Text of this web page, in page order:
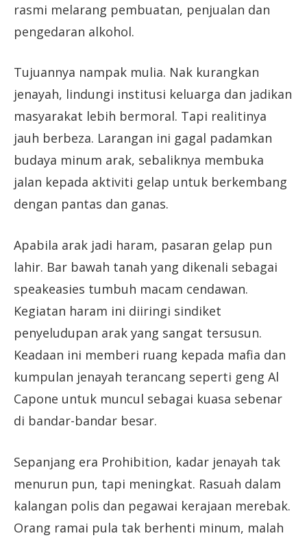
rasmi melarang pembuatan, penjualan dan
pengedaran alkohol.
Tujuannya nampak mulia. Nak kurangkan
jenayah, lindungi institusi keluarga dan jadikan
masyarakat lebih bermoral. Tapi realitinya
jauh berbeza. Larangan ini gagal padamkan
budaya minum arak, sebaliknya membuka
jalan kepada aktiviti gelap untuk berkembang
dengan pantas dan ganas.
Apabila arak jadi haram, pasaran gelap pun
lahir. Bar bawah tanah yang dikenali sebagai
speakeasies tumbuh macam cendawan.
Kegiatan haram ini diiringi sindiket
penyeludupan arak yang sangat tersusun.
Keadaan ini memberi ruang kepada mafia dan
kumpulan jenayah terancang seperti geng Al
Capone untuk muncul sebagai kuasa sebenar
di bandar-bandar besar.
Sepanjang era Prohibition, kadar jenayah tak
menurun pun, tapi meningkat. Rasuah dalam
kalangan polis dan pegawai kerajaan merebak.
Orang ramai pula tak berhenti minum, malah